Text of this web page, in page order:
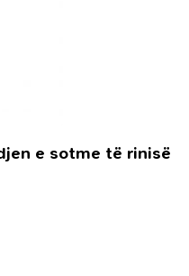
e sotme të rinisë